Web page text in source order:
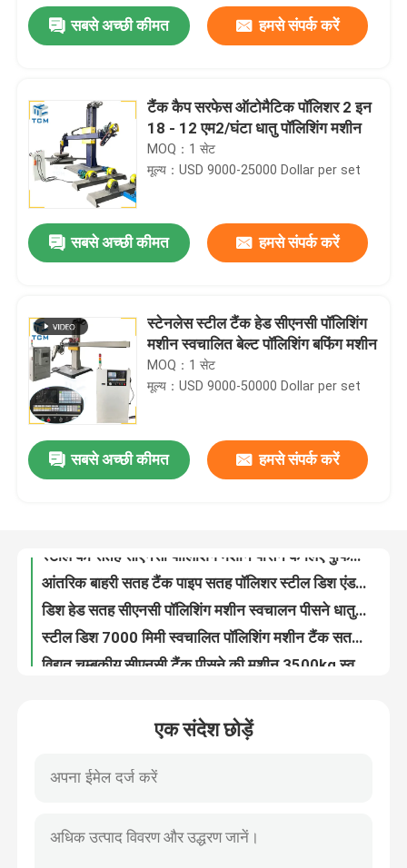
घर
उत्पाद
हमारे बारे में
गुणवत्ता नियंत्रण
हमसे संपर्क करें
सबसे अच्छी कीमत हमसे संपर्क करें
टैंक कैप सरफेस ऑटोमैटिक पॉलिशर 2 इन
18 - 12 एम2/घंटा धातु पॉलिशिंग मशीन
MOQ：1 सेट
मूल्य：USD 9000-25000 Dollar per set
सबसे अच्छी कीमत हमसे संपर्क करें
स्टेनलेस स्टील टैंक हेड सीएनसी पॉलिशिंग
मशीन स्वचालित बेल्ट पॉलिशिंग बफिंग मशीन
MOQ：1 सेट
मूल्य：USD 9000-50000 Dollar per set
सबसे अच्छी कीमत हमसे संपर्क करें
सीएनसी सतह पीसने टैंक पॉलिशिंग मशीन टैंक पोत धातु दर्पण पॉलिशिंग
1200 मिमी बार सतह स्वचालित पीसने की मशीन
एक संदेश छोड़ें